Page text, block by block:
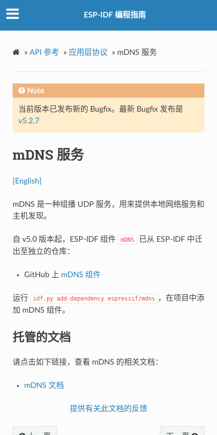
ESP-IDF 编程指南
» API 参考 » 应用层协议 » mDNS 服务
Note
当前版本已发布新的 Bugfix。最新 Bugfix 发布是
v5.2.7
mDNS 服务
[English]
mDNS 是一种组播 UDP 服务，用来提供本地网络服务和
主机发现。
自 v5.0 版本起，ESP-IDF 组件 mDNS
已从 ESP-IDF 中迁
出至独立的仓库：
GitHub 上 mDNS 组件
运行 idf.py add-dependency espressif/mdns
，在项目中添
加 mDNS 组件。
托管的文档
请点击如下链接，查看 mDNS 的相关文档：
mDNS 文档
提供有关此文档的反馈